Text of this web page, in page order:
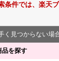
条件では、楽天
く見つからない場
品を探す